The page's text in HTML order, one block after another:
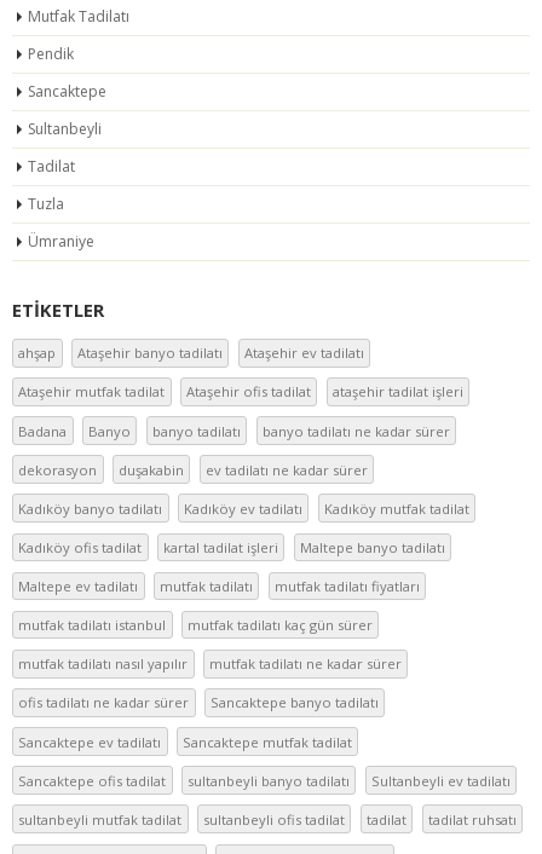
Mutfak Tadilatı
Pendik
Sancaktepe
Sultanbeyli
Tadilat
Tuzla
Ümraniye
ETIKETLER
ahşap Ataşehir banyo tadilatı Ataşehir ev tadilatı
Ataşehir mutfak tadilat Ataşehir ofis tadilat ataşehir tadilat işleri
Badana Banyo banyo tadilatı banyo tadilatı ne kadar sürer
dekorasyon duşakabin ev tadilatı ne kadar sürer
Kadıköy banyo tadilatı Kadıköy ev tadilatı Kadıköy mutfak tadilat
Kadıköy ofis tadilat kartal tadilat işleri Maltepe banyo tadilatı
Maltepe ev tadilatı mutfak tadilatı mutfak tadilatı fiyatları
mutfak tadilatı istanbul mutfak tadilatı kaç gün sürer
mutfak tadilatı nasıl yapılır mutfak tadilatı ne kadar sürer
ofis tadilatı ne kadar sürer Sancaktepe banyo tadilatı
Sancaktepe ev tadilatı Sancaktepe mutfak tadilat
Sancaktepe ofis tadilat sultanbeyli banyo tadilatı Sultanbeyli ev tadilatı
sultanbeyli mutfak tadilat sultanbeyli ofis tadilat tadilat tadilat ruhsatı